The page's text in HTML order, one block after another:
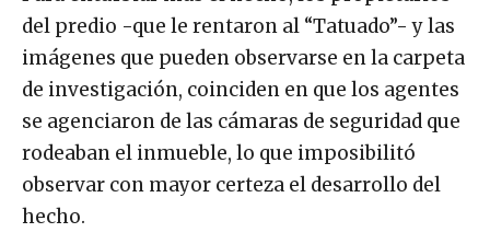
del predio -que le rentaron al “Tatuado”- y las
imágenes que pueden observarse en la carpeta
de investigación, coinciden en que los agentes
se agenciaron de las cámaras de seguridad que
rodeaban el inmueble, lo que imposibilitó
observar con mayor certeza el desarrollo del
hecho.